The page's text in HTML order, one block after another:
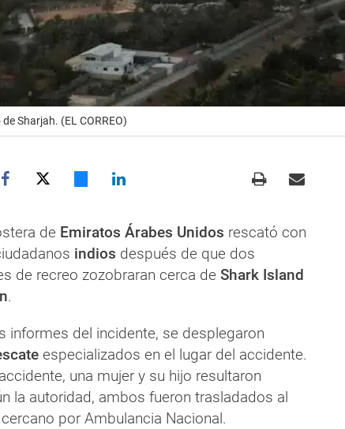
Sharjah. (EL CORREO)
de Emiratos Árabes Unidos rescató con
indios después de que dos
de recreo zozobraran cerca de Shark Island
.
informes del incidente, se desplegaron
especializados en el lugar del accidente.
una mujer y su hijo resultaron
la autoridad, ambos fueron trasladados al
por Ambulancia Nacional.